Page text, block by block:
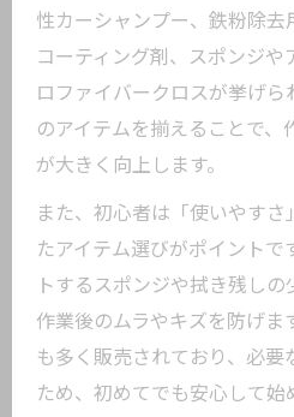
性カーシャンプー、鉄粉除去
コーティング剤、スポンジや
ロファイバークロスが挙げら
のアイテムを揃えることで、
が大きく向上します。
また、初心者は「使いやす
たアイテム選びがポイントで
トするスポンジや拭き残しの
作業後のムラやキズを防げま
も多く販売されており、必要
ため、初めてでも安心して始